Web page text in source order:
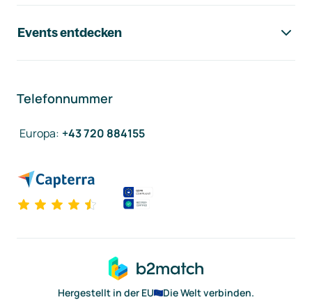
Events entdecken
Telefonnummer
Europa: +43 720 884155
Hergestellt in der EU
Die Welt verbinden.